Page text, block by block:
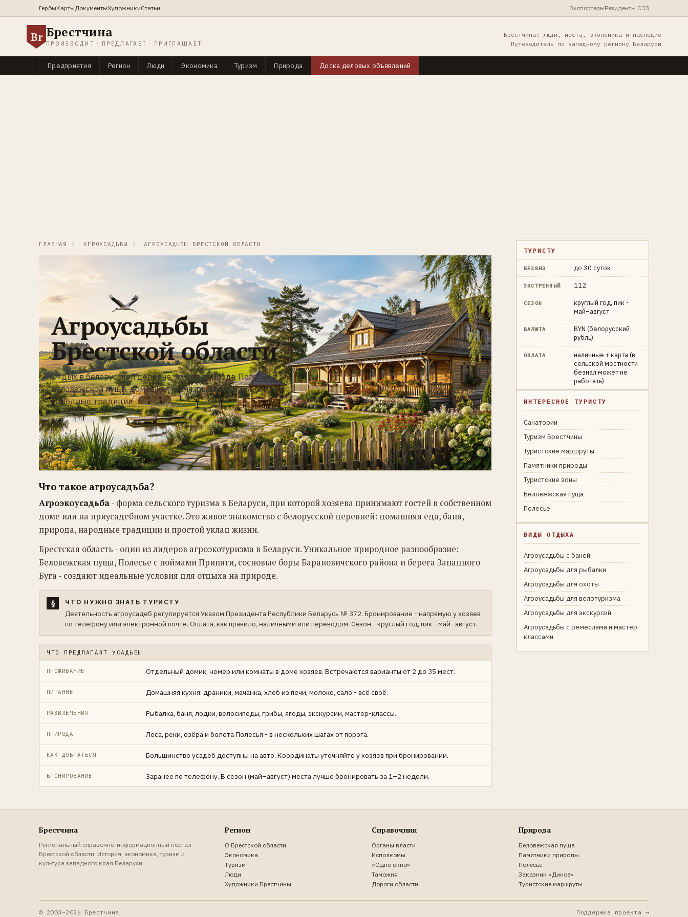
ГербыКартыДокументыХудожникиСтатьи ЭкспортерыРезиденты СЭЗ
Br Брестчина
ПРОИЗВОДИТ · ПРЕДЛАГАЕТ · ПРИГЛАШАЕТ
Брестчина: люди, места, экономика и наследие
Путеводитель по западному региону Беларуси
Предприятия Регион Люди Экономика Туризм Природа Доска деловых объявлений
ГЛАВНАЯ / АГРОУСАДЬБЫ / АГРОУСАДЬБЫ БРЕСТСКОЙ ОБЛАСТИ
Агроусадьбы
Брестской области
Отдых в белорусской деревне: живая природа Полесья и
Беловежской пущи, домашняя кухня, рыбалка, баня, охота и
народные традиции
Что такое агроусадьба?
Агроэкоусадьба- форма сельского туризма в Беларуси, при которой хозяева принимают гостей в собственном
доме или на приусадебном участке. Это живое знакомство с белорусской деревней: домашняя еда, баня,
природа, народные традиции и простой уклад жизни.
Брестская область - один из лидеров агроэкотуризма в Беларуси. Уникальное природное разнообразие:
Беловежская пуща, Полесье с поймами Припяти, сосновые боры Барановичского района и берега Западного
Буга - создают идеальные условия для отдыха на природе.
ЧТО НУЖНО ЗНАТЬ ТУРИСТУ
Деятельность агроусадеб регулируется Указом Президента Республики Беларусь № 372. Бронирование - напрямую у хозяев
по телефону или электронной почте. Оплата, как правило, наличными или переводом. Сезон - круглый год, пик - май–август.
ЧТО ПРЕДЛАГАЮТ УСАДЬБЫ
ПРОЖИВАНИЕ Отдельный домик, номер или комнаты в доме хозяев. Встречаются варианты от 2 до 35 мест.
ПИТАНИЕ Домашняя кухня: драники, мачанка, хлеб из печи, молоко, сало - всё своё.
РАЗВЛЕЧЕНИЯ Рыбалка, баня, лодки, велосипеды, грибы, ягоды, экскурсии, мастер-классы.
ПРИРОДА Леса, реки, озёра и болота Полесья - в нескольких шагах от порога.
КАК ДОБРАТЬСЯ Большинство усадеб доступны на авто. Координаты уточняйте у хозяев при бронировании.
БРОНИРОВАНИЕ Заранее по телефону. В сезон (май–август) места лучше бронировать за 1–2 недели.
ТУРИСТУ
БЕЗВИЗ до 30 суток
ЭКСТРЕННЫЙ 112
СЕЗОН
круглый год, пик -
май–август
ВАЛЮТА
BYN (белорусский
рубль)
ОПЛАТА
наличные + карта (в
сельской местности
безнал может не
работать)
ИНТЕРЕСНОЕ ТУРИСТУ
Санатории
Туризм Брестчины
Туристские маршруты
Памятники природы
Туристские зоны
Беловежская пуща
Полесье
ВИДЫ ОТДЫХА
Агроусадьбы с баней
Агроусадьбы для рыбалки
Агроусадьбы для охоты
Агроусадьбы для велотуризма
Агроусадьбы для экскурсий
Агроусадьбы с ремёслами и мастер-
классами
Брестчина
Региональный справочно-информационный портал
Брестской области. История, экономика, туризм и
культура западного края Беларуси
Регион
О Брестской области
Экономика
Туризм
Люди
Художники Брестчины
Справочник
Органы власти
Исполкомы
«Одно окно»
Таможня
Дороги области
Природа
Беловежская пуща
Памятники природы
Полесье
Заказник «Дикое»
Туристские маршруты
© 2003–2026 Брестчина Поддержка проекта →